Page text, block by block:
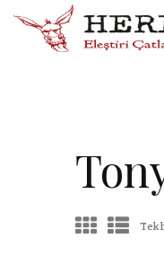
Tek